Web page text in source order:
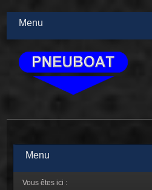
Menu
Menu
Vous êtes ici :